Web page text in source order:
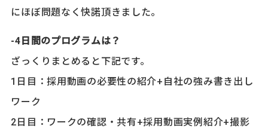
にほぼ問題なく快諾頂きました。
-4日間のプログラムは？
ざっくりまとめると下記です。
1日目：採用動画の必要性の紹介+自社の強み書き出し
ワーク
2日目：ワークの確認・共有+採用動画実例紹介+撮影